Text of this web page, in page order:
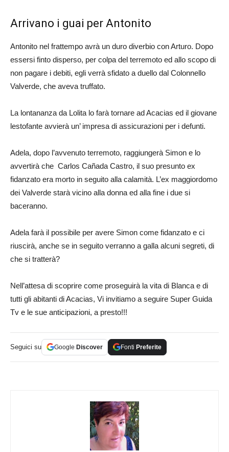
Arrivano i guai per Antonito
Antonito nel frattempo avrà un duro diverbio con Arturo. Dopo
essersi finto disperso, per colpa del terremoto ed allo scopo di
non pagare i debiti, egli verrà sfidato a duello dal Colonnello
Valverde, che aveva truffato.
La lontananza da Lolita lo farà tornare ad Acacias ed il giovane
lestofante avvierà un’ impresa di assicurazioni per i defunti.
Adela, dopo l’avvenuto terremoto, raggiungerà Simon e lo
avvertirà che Carlos Cañada Castro, il suo presunto ex
fidanzato era morto in seguito alla calamità. L’ex maggiordomo
dei Valverde starà vicino alla donna ed alla fine i due si
baceranno.
Adela farà il possibile per avere Simon come fidanzato e ci
riuscirà, anche se in seguito verranno a galla alcuni segreti, di
che si tratterà?
Nell’attesa di scoprire come proseguirà la vita di Blanca e di
tutti gli abitanti di Acacias, Vi invitiamo a seguire Super Guida
Tv e le sue anticipazioni, a presto!!!
Seguici su Google Discover Fonti Preferite